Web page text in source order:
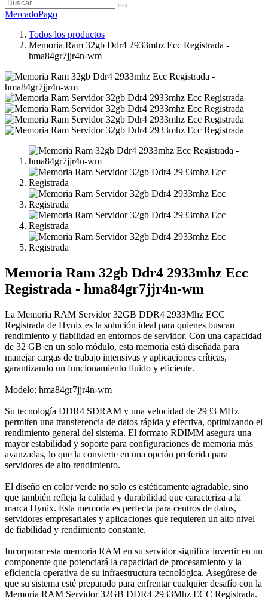
MercadoPago
Todos los productos
Memoria Ram 32gb Ddr4 2933mhz Ecc Registrada -
hma84gr7jjr4n-wm
Memoria Ram 32gb Ddr4 2933mhz Ecc
Registrada - hma84gr7jjr4n-wm
La Memoria RAM Servidor 32GB DDR4 2933Mhz ECC
Registrada de Hynix es la solución ideal para quienes buscan
rendimiento y fiabilidad en entornos de servidor. Con una capacidad
de 32 GB en un solo módulo, esta memoria está diseñada para
manejar cargas de trabajo intensivas y aplicaciones críticas,
garantizando un funcionamiento fluido y eficiente.
Modelo: hma84gr7jjr4n-wm
Su tecnología DDR4 SDRAM y una velocidad de 2933 MHz
permiten una transferencia de datos rápida y efectiva, optimizando el
rendimiento general del sistema. El formato RDIMM asegura una
mayor estabilidad y soporte para configuraciones de memoria más
avanzadas, lo que la convierte en una opción preferida para
servidores de alto rendimiento.
El diseño en color verde no solo es estéticamente agradable, sino
que también refleja la calidad y durabilidad que caracteriza a la
marca Hynix. Esta memoria es perfecta para centros de datos,
servidores empresariales y aplicaciones que requieren un alto nivel
de fiabilidad y rendimiento constante.
Incorporar esta memoria RAM en su servidor significa invertir en un
componente que potenciará la capacidad de procesamiento y la
eficiencia operativa de su infraestructura tecnológica. Asegúrese de
que su sistema esté preparado para enfrentar cualquier desafío con la
Memoria RAM Servidor 32GB DDR4 2933Mhz ECC Registrada.